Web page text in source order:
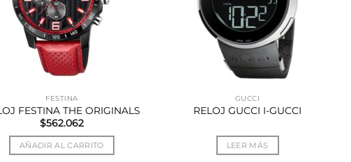
FESTINA
FESTINA THE ORIGINALS
$562.062
AÑADIR AL CARRITO
GUCCI
RELOJ GUCCI I-GUCCI
LEER MÁS